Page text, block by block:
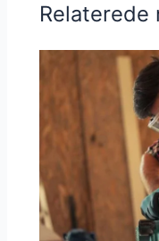
Relaterede